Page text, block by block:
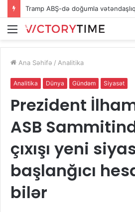
Menu
Ana Səhifə / Analitika
Analitika Dünya Gündəm Siyasət
Prezident
ASB
çıxışı yeni
başlanğıcı
bilər